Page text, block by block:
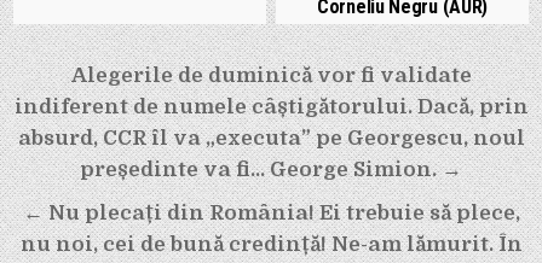
Corneliu Negru (AUR)
Navigare
în
articole
Alegerile de duminică vor fi validate
indiferent de numele câștigătorului. Dacă, prin
absurd, CCR îl va „executa” pe Georgescu, noul
președinte va fi… George Simion. →
← Nu plecați din România! Ei trebuie să plece,
nu noi, cei de bună credință! Ne-am lămurit. În